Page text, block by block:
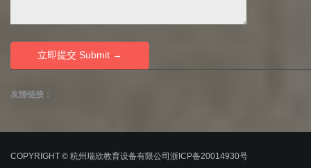
友情链接：
COPYRIGHT © 杭州瑞欣教育设备有限公司 浙ICP备20014930号